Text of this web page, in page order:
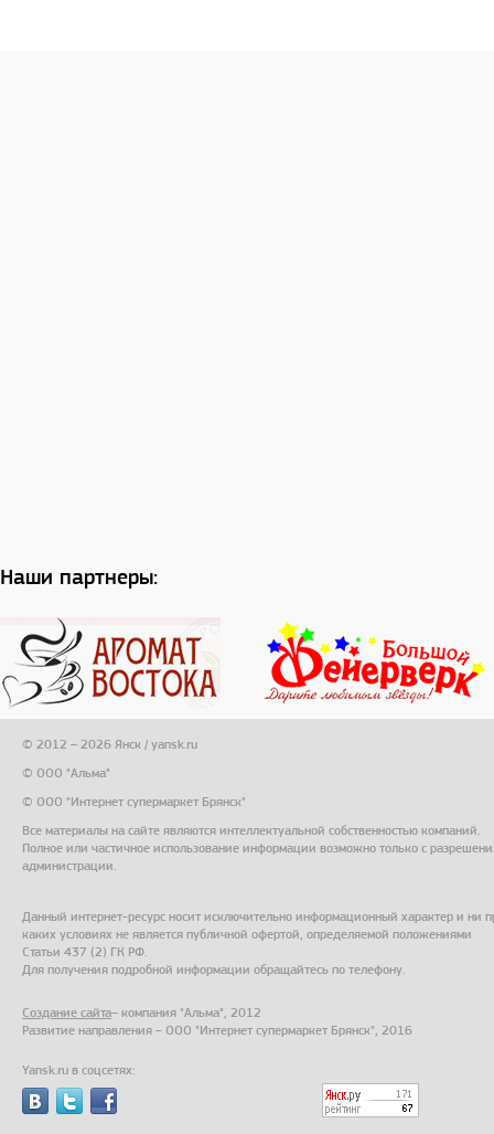
Наши партнеры:
© 2012 – 2026 Янск / yansk.ru
© ООО "Альма"
© ООО "Интернет супермаркет Брянск"
Все материалы на сайте являются интеллектуальной собственностью компаний.
Полное или частичное использование информации возможно только с
администрации.
Данный интернет-ресурс носит исключительно информационный характер и ни
каких условиях не является публичной офертой, определяемой положениями
Статьи 437 (2) ГК РФ.
Для получения подробной информации обращайтесь по телефону.
Создание сайта– компания "Альма", 2012
Развитие направления – ООО "Интернет супермаркет Брянск", 2016
Yansk.ru в соцсетях: